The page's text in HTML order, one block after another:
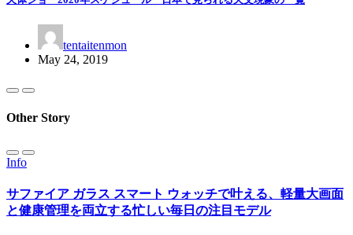
tentaitenmon
May 24, 2019
Other Story
Info
サファイア ガラス スマート ウォッチで叶える、軽量大画面
と健康管理を両立する忙しい毎日の注目モデル